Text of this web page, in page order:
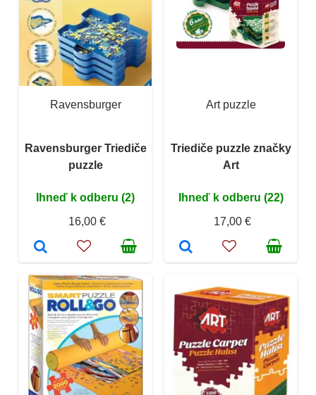
Ravensburger
Ravensburger Triediče
puzzle
Ihneď k odberu (2)
16,00 €
Art puzzle
Triediče puzzle značky
Art
Ihneď k odberu (22)
17,00 €